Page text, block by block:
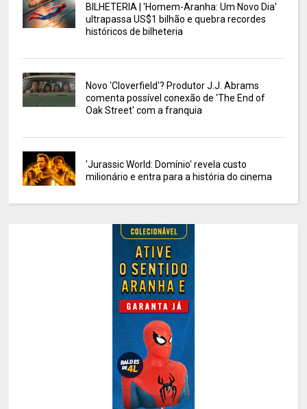
BILHETERIA | 'Homem-Aranha: Um Novo Dia'
ultrapassa US$1 bilhão e quebra recordes
históricos de bilheteria
Novo 'Cloverfield'? Produtor J.J. Abrams
comenta possível conexão de 'The End of
Oak Street' com a franquia
'Jurassic World: Domínio' revela custo
milionário e entra para a história do cinema